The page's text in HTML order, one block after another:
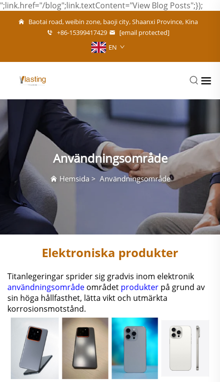
";link.href="/blog";link.textContent="View Blog Posts";});
Baotai road, weibin zone, baoji city, Shaanxi Province, Kina
+86-15399417429
[email protected]
EN
Användningsområde
Hemsida > Användningsområde
Elektroniska produkter
Titanlegeringar sprider sig gradvis inom elektronik
användningsområde området produkter på grund av
sin höga hållfasthet, lätta vikt och utmärkta
korrosionsmotstånd.